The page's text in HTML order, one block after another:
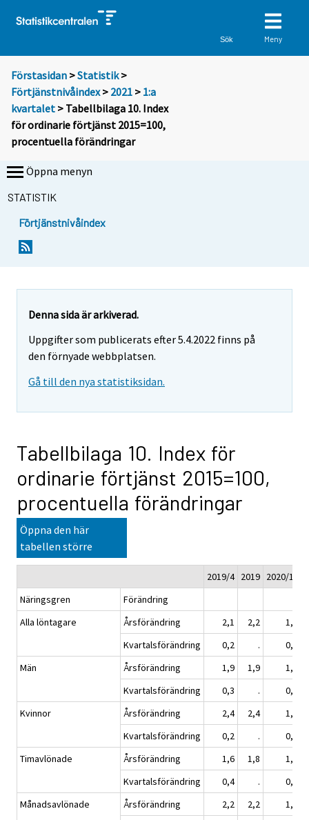
Sök Meny
Förstasidan >Statistik >
Förtjänstnivåindex> 2021 > 1:a
kvartalet > Tabellbilaga 10. Index
för ordinarie förtjänst 2015=100,
procentuella förändringar
Öppna menyn
STATISTIK
Förtjänstnivåindex
Denna sida är arkiverad.
Uppgifter som publicerats efter 5.4.2022 finns på
den förnyade webbplatsen.
Gå till den nya statistiksidan.
Tabellbilaga 10. Index för
ordinarie förtjänst 2015=100,
procentuella förändringar
Öppna den här
tabellen större
2019/4 2019 2020/1*
Näringsgren
Förändring
Alla löntagare
Årsförändring 2,1 2,2
1,6
Kvartalsförändring
0,2 .
0,2
Män
Årsförändring 1,9 1,9
1,4
Kvartalsförändring
0,3 .
0,1
Kvinnor
Årsförändring 2,4 2,4
1,8
Kvartalsförändring
0,2 .
0,2
Timavlönade
Årsförändring 1,6 1,8
1,2
Kvartalsförändring
0,4 .
0,2
Månadsavlönade
Årsförändring 2,2 2,2
1,6